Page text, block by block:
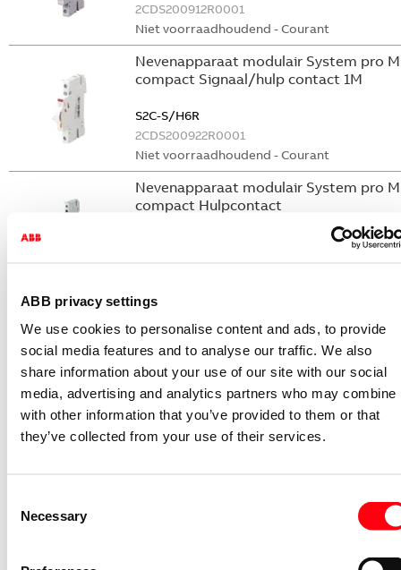
ABB privacy settings
We use cookies to personalise content and ads, to provide
social media features and to analyse our traffic. We also
share information about your use of our site with our social
media, advertising and analytics partners who may combine
with other information that you’ve provided to them or that
they’ve collected from your use of their services.
Selection
Necessary
2CDS200912R0001
Niet voorraadhoudend - Courant
Nevenapparaat modulair System pro M
compact Signaal/hulp contact 1M
S2C-S/H6R
2CDS200922R0001
Niet voorraadhoudend - Courant
Nevenapparaat modulair System pro M
compact Hulpcontact
Nevenapparaat modulair System pro M
compact Hulpcontact 1M+1V
S2C-H11L
2CDS200936R0001
Niet voorraadhoudend - Courant
Nevenapparaat modulair System pro M
Nevenapparaat modulair System pro M